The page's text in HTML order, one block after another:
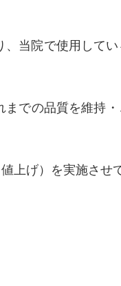
、当院で使用して
での品質を維持・
上げ） を実施させ